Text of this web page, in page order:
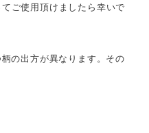
ご使用頂けましたら幸いで
の出方が異なります。その